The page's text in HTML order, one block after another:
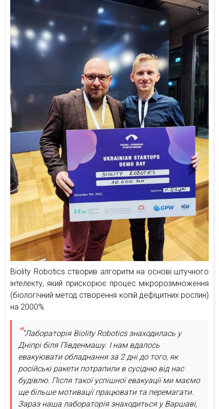
Biolity Robotics створив алгоритм на основі штучного
інтелекту, який прискорює процес мікророзмноження
(біологічний метод створення копій дефіцитних рослин)
на 2000%.
“Лабораторія Biolity Robotics знаходилась у
Дніпрі біля Південмашу. І нам вдалось
евакуювати обладнання за 2 дні до того, як
російські ракети потрапили в сусідню від нас
будівлю. Після такої успішної евакуації ми маємо
ще більше мотивації працювати та перемагати.
Зараз наша лабораторія знаходиться у Варшаві,